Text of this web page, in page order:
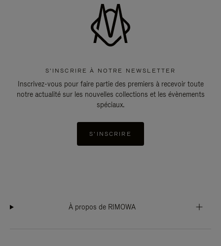
S'INSCRIRE À NOTRE NEWSLETTER
Inscrivez-vous pour faire partie des premiers à recevoir toute
notre actualité sur les nouvelles collections et les évènements
spéciaux.
S'INSCRIRE
À propos de RIMOWA